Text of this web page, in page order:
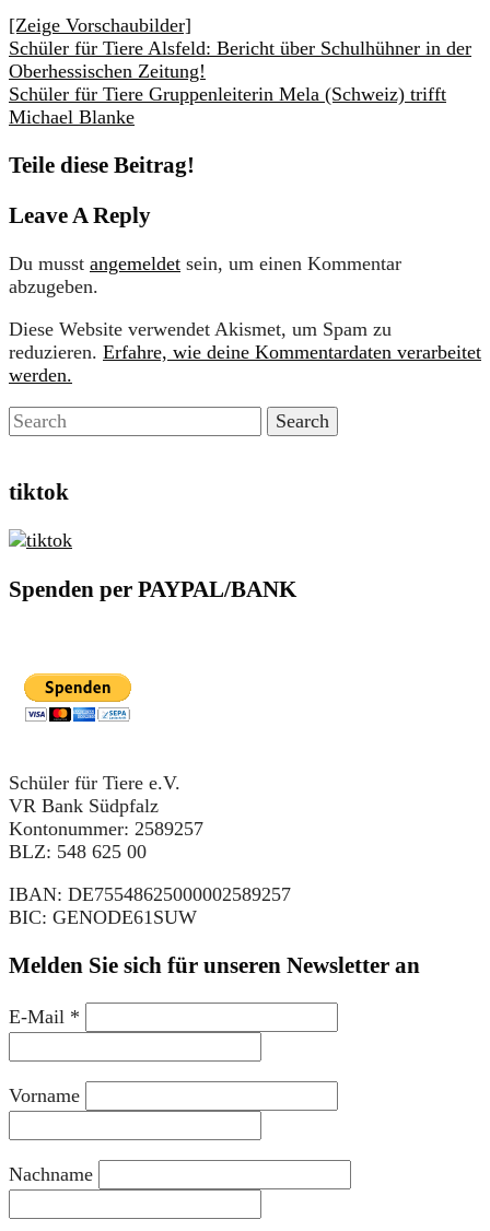
[Zeige Vorschaubilder]
Schüler für Tiere Alsfeld: Bericht über Schulhühner in der
Oberhessischen Zeitung!
Schüler für Tiere Gruppenleiterin Mela (Schweiz) trifft
Michael Blanke
Teile diese Beitrag!
Leave A Reply
Du musst angemeldet sein, um einen Kommentar
abzugeben.
Diese Website verwendet Akismet, um Spam zu
reduzieren. Erfahre, wie deine Kommentardaten verarbeitet
werden.
tiktok
Spenden per PAYPAL/BANK
Schüler für Tiere e.V.
VR Bank Südpfalz
Kontonummer: 2589257
BLZ: 548 625 00
IBAN: DE75548625000002589257
BIC: GENODE61SUW
Melden Sie sich für unseren Newsletter an
E-Mail *
Vorname
Nachname